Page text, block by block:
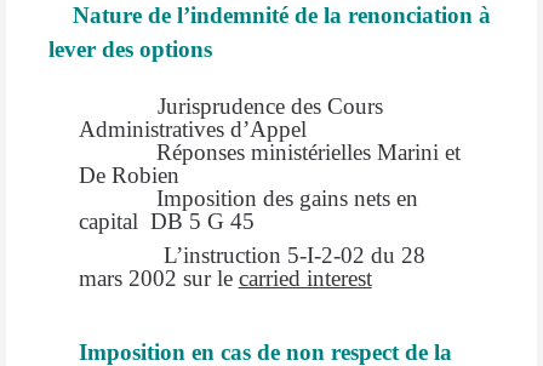
Nature de l’indemnité de la renonciation à
lever des options
Jurisprudence des Cours
Administratives d’Appel
Réponses ministérielles Marini et
De Robien
Imposition des gains nets en
capital DB 5 G 45
L’instruction 5-I-2-02 du 28
mars 2002 sur le carried interest
Imposition en cas de non respect de la